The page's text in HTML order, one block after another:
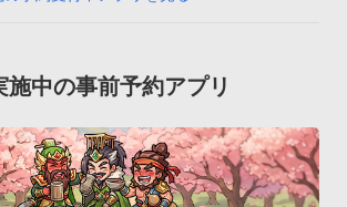
施中の事前予約アプリ